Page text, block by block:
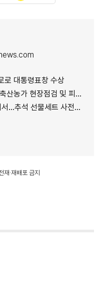
로 대통령표창 수상
현장점검 및 피해 예방 강화
선물세트 사전예약 실시
·재배포 금지